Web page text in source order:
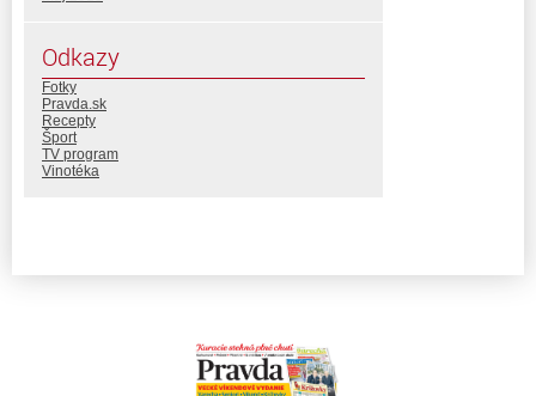
Odkazy
Fotky
Pravda.sk
Recepty
Šport
TV program
Vinotéka